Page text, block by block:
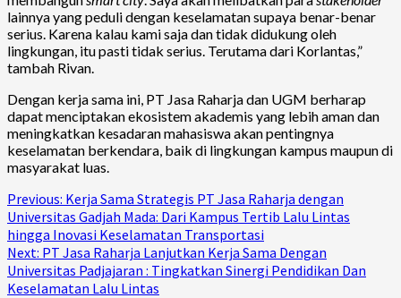
lainnya yang peduli dengan keselamatan supaya benar-benar
serius. Karena kalau kami saja dan tidak didukung oleh
lingkungan, itu pasti tidak serius. Terutama dari Korlantas,”
tambah Rivan.
Dengan kerja sama ini, PT Jasa Raharja dan UGM berharap
dapat menciptakan ekosistem akademis yang lebih aman dan
meningkatkan kesadaran mahasiswa akan pentingnya
keselamatan berkendara, baik di lingkungan kampus maupun di
masyarakat luas.
Continue
Reading
Previous: Kerja Sama Strategis PT Jasa Raharja dengan
Universitas Gadjah Mada: Dari Kampus Tertib Lalu Lintas
hingga Inovasi Keselamatan Transportasi
Next: PT Jasa Raharja Lanjutkan Kerja Sama Dengan
Universitas Padjajaran : Tingkatkan Sinergi Pendidikan Dan
Keselamatan Lalu Lintas